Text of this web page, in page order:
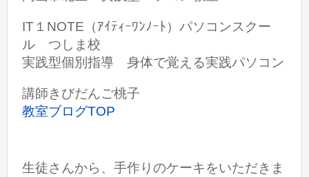
IT１NOTE（ｱｲﾃｨｰﾜﾝﾉｰﾄ）パソコンスクー
ル つしま校
実践型個別指導 身体で覚える実践パソコン
講師きびだんご桃子
教室ブログTOP
生徒さんから、手作りのケーキをいただきま